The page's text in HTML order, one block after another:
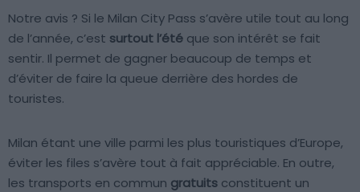
Notre avis ? Si le Milan City Pass s’avère utile tout au long
de l’année, c’est surtout l’été que son intérêt se fait
sentir. Il permet de gagner beaucoup de temps et
d’éviter de faire la queue derrière des hordes de
touristes.
Milan étant une ville parmi les plus touristiques d’Europe,
éviter les files s’avère tout à fait appréciable. En outre,
les transports en commun gratuits constituent un